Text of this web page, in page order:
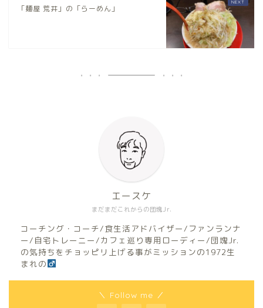
「麺屋 荒井」の「らーめん」
まだまだこれからの団塊Jr.
エースケ
コーチング・コーチ/食生活アドバイザー/ファンランナ
ー/自宅トレーニー/カフェ巡り専用ローディー/団塊Jr.
の気持ちをチョッピリ上げる事がミッションの1972生
まれの
＼ Follow me ／